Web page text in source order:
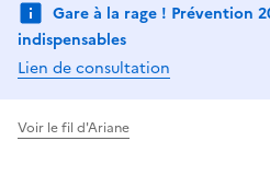
Gare à la rage ! Prévention
indispensables
Lien de consultation
Voir le fil d'Ariane